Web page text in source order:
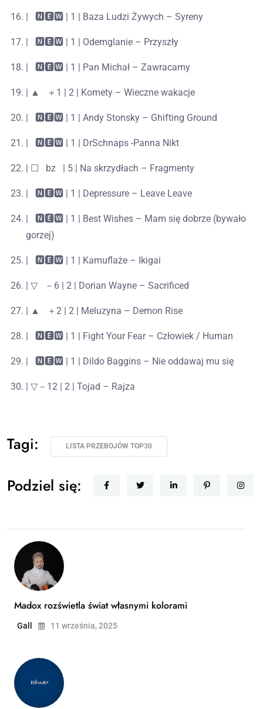
|⠀🅽🅴🆆 | 1 | Baza Ludzi Żywych – Syreny
|⠀🅽🅴🆆 | 1 | Odemglanie – Przyszły
|⠀🅽🅴🆆 | 1 | Pan Michał – Zawracamy
| ▲⠀＋1 | 2 | Komety – Wieczne wakacje
|⠀🅽🅴🆆 | 1 | Andy Stonsky – Ghifting Ground
|⠀🅽🅴🆆 | 1 | DrSchnaps -Panna Nikt
| ☐⠀bz⠀| 5 | Na skrzydłach – Fragmenty
|⠀🅽🅴🆆 | 1 | Depressure – Leave Leave
|⠀🅽🅴🆆 | 1 | Best Wishes – Mam się dobrze (bywało
gorzej)
|⠀🅽🅴🆆 | 1 | Kamuflaże – Ikigai
| ▽⠀－6 | 2 | Dorian Wayne – Sacrificed
| ▲⠀＋2 | 2 | Meluzyna – Demon Rise
|⠀🅽🅴🆆 | 1 | Fight Your Fear – Człowiek / Human
|⠀🅽🅴🆆 | 1 | Dildo Baggins – Nie oddawaj mu się
| ▽－12 | 2 | Tojad – Rajza
Tagi: LISTA PRZEBOJÓW TOP30
Podziel się:
Madox rozświetla świat własnymi kolorami
Gall 11 września, 2025